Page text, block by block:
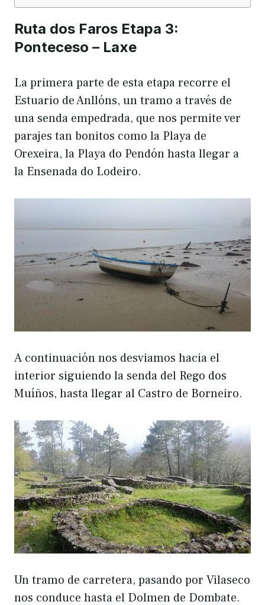
Ruta dos Faros Etapa 3:
Ponteceso – Laxe
La primera parte de esta etapa recorre el
Estuario de Anllóns, un tramo a través de
una senda empedrada, que nos permite ver
parajes tan bonitos como la Playa de
Orexeira, la Playa do Pendón hasta llegar a
la Ensenada do Lodeiro.
A continuación nos desviamos hacia el
interior siguiendo la senda del Rego dos
Muíños, hasta llegar al Castro de Borneiro.
Un tramo de carretera, pasando por Vilaseco
nos conduce hasta el Dolmen de Dombate.